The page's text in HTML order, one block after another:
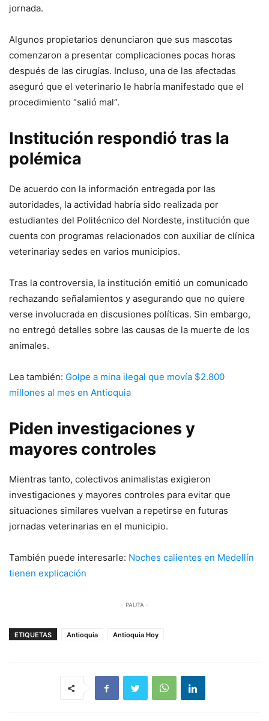
jornada.
Algunos propietarios denunciaron que sus mascotas
comenzaron a presentar complicaciones pocas horas
después de las cirugías. Incluso, una de las afectadas
aseguró que el veterinario le habría manifestado que el
procedimiento “salió mal”.
Institución respondió tras la
polémica
De acuerdo con la información entregada por las
autoridades, la actividad habría sido realizada por
estudiantes del Politécnico del Nordeste, institución que
cuenta con programas relacionados con auxiliar de clínica
veterinariay sedes en varios municipios.
Tras la controversia, la institución emitió un comunicado
rechazando señalamientos y asegurando que no quiere
verse involucrada en discusiones políticas. Sin embargo,
no entregó detalles sobre las causas de la muerte de los
animales.
Lea también: Golpe a mina ilegal que movía $2.800
millones al mes en Antioquia
Piden investigaciones y
mayores controles
Mientras tanto, colectivos animalistas exigieron
investigaciones y mayores controles para evitar que
situaciones similares vuelvan a repetirse en futuras
jornadas veterinarias en el municipio.
También puede interesarle: Noches calientes en Medellín
tienen explicación
- PAUTA -
ETIQUETAS Antioquia Antioquia Hoy